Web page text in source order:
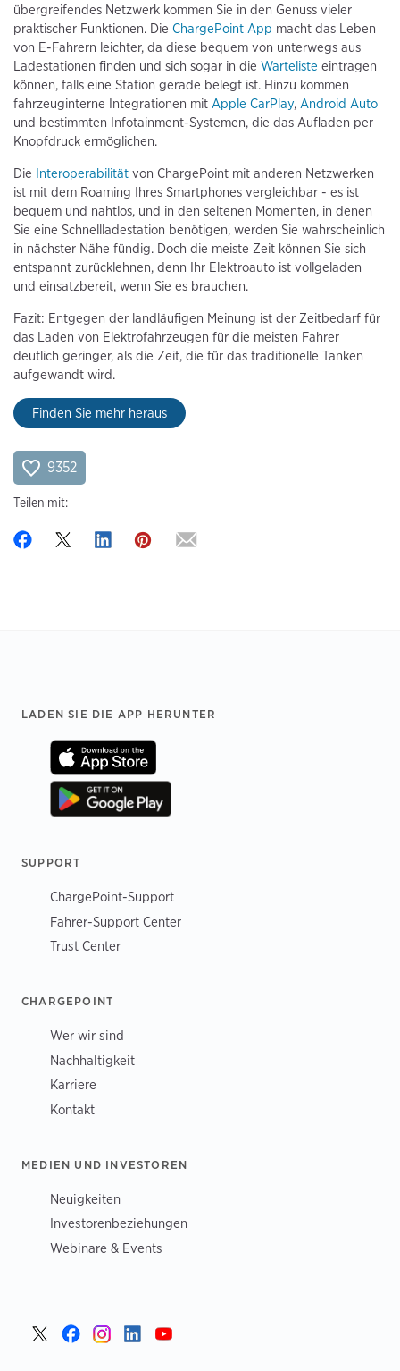
übergreifendes Netzwerk kommen Sie in den Genuss vieler
praktischer Funktionen. Die ChargePoint App macht das Leben
von E-Fahrern leichter, da diese bequem von unterwegs aus
Ladestationen finden und sich sogar in die Warteliste eintragen
können, falls eine Station gerade belegt ist. Hinzu kommen
fahrzeuginterne Integrationen mit Apple CarPlay, Android Auto
und bestimmten Infotainment-Systemen, die das Aufladen per
Knopfdruck ermöglichen.
Die Interoperabilität von ChargePoint mit anderen Netzwerken
ist mit dem Roaming Ihres Smartphones vergleichbar - es ist
bequem und nahtlos, und in den seltenen Momenten, in denen
Sie eine Schnellladestation benötigen, werden Sie wahrscheinlich
in nächster Nähe fündig. Doch die meiste Zeit können Sie sich
entspannt zurücklehnen, denn Ihr Elektroauto ist vollgeladen
und einsatzbereit, wenn Sie es brauchen.
Fazit: Entgegen der landläufigen Meinung ist der Zeitbedarf für
das Laden von Elektrofahrzeugen für die meisten Fahrer
deutlich geringer, als die Zeit, die für das traditionelle Tanken
aufgewandt wird.
Finden Sie mehr heraus
9352
Teilen mit:
LADEN SIE DIE APP HERUNTER
SUPPORT
ChargePoint-Support
Fahrer-Support Center
Trust Center
CHARGEPOINT
Wer wir sind
Nachhaltigkeit
Karriere
Kontakt
MEDIEN UND INVESTOREN
Neuigkeiten
Investorenbeziehungen
Webinare & Events